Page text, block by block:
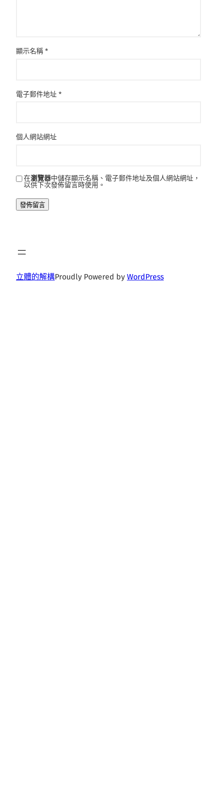
顯示名稱 *
電子郵件地址 *
個人網站網址
在瀏覽器中儲存顯示名稱、電子郵件地址及個人網站網址，
以供下次發佈留言時使用。
立體的解構Proudly Powered by WordPress